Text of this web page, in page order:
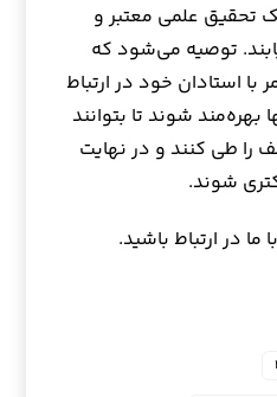
تحقیق علمی معتبر و
توصیه می‌شود که
استادان خود در ارتباط
بهره‌مند شوند تا بتوانند
را طی کنند و در نهایت
شوند.
در ارتباط باشید.